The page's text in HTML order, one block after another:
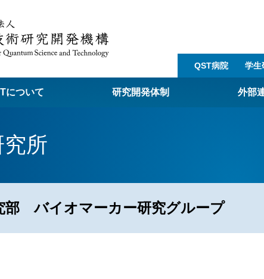
QST病院 学生
について 研究開発体制
量子医科学研究所
外部
所
部 バイオマーカー研究グループ